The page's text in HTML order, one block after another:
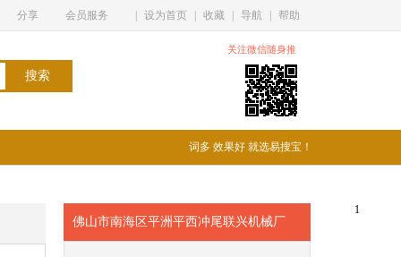
分享 会员服务 设为首页 收藏 导航 帮助
关注微信随身推
词多 效果好 就选易搜宝！
佛山市南海区平洲平西冲尾联兴机械厂
1